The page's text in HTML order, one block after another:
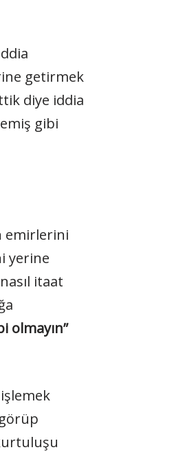
getirmek
diye iddia
gibi
emirlerini
yerine
itaat
olmayın”